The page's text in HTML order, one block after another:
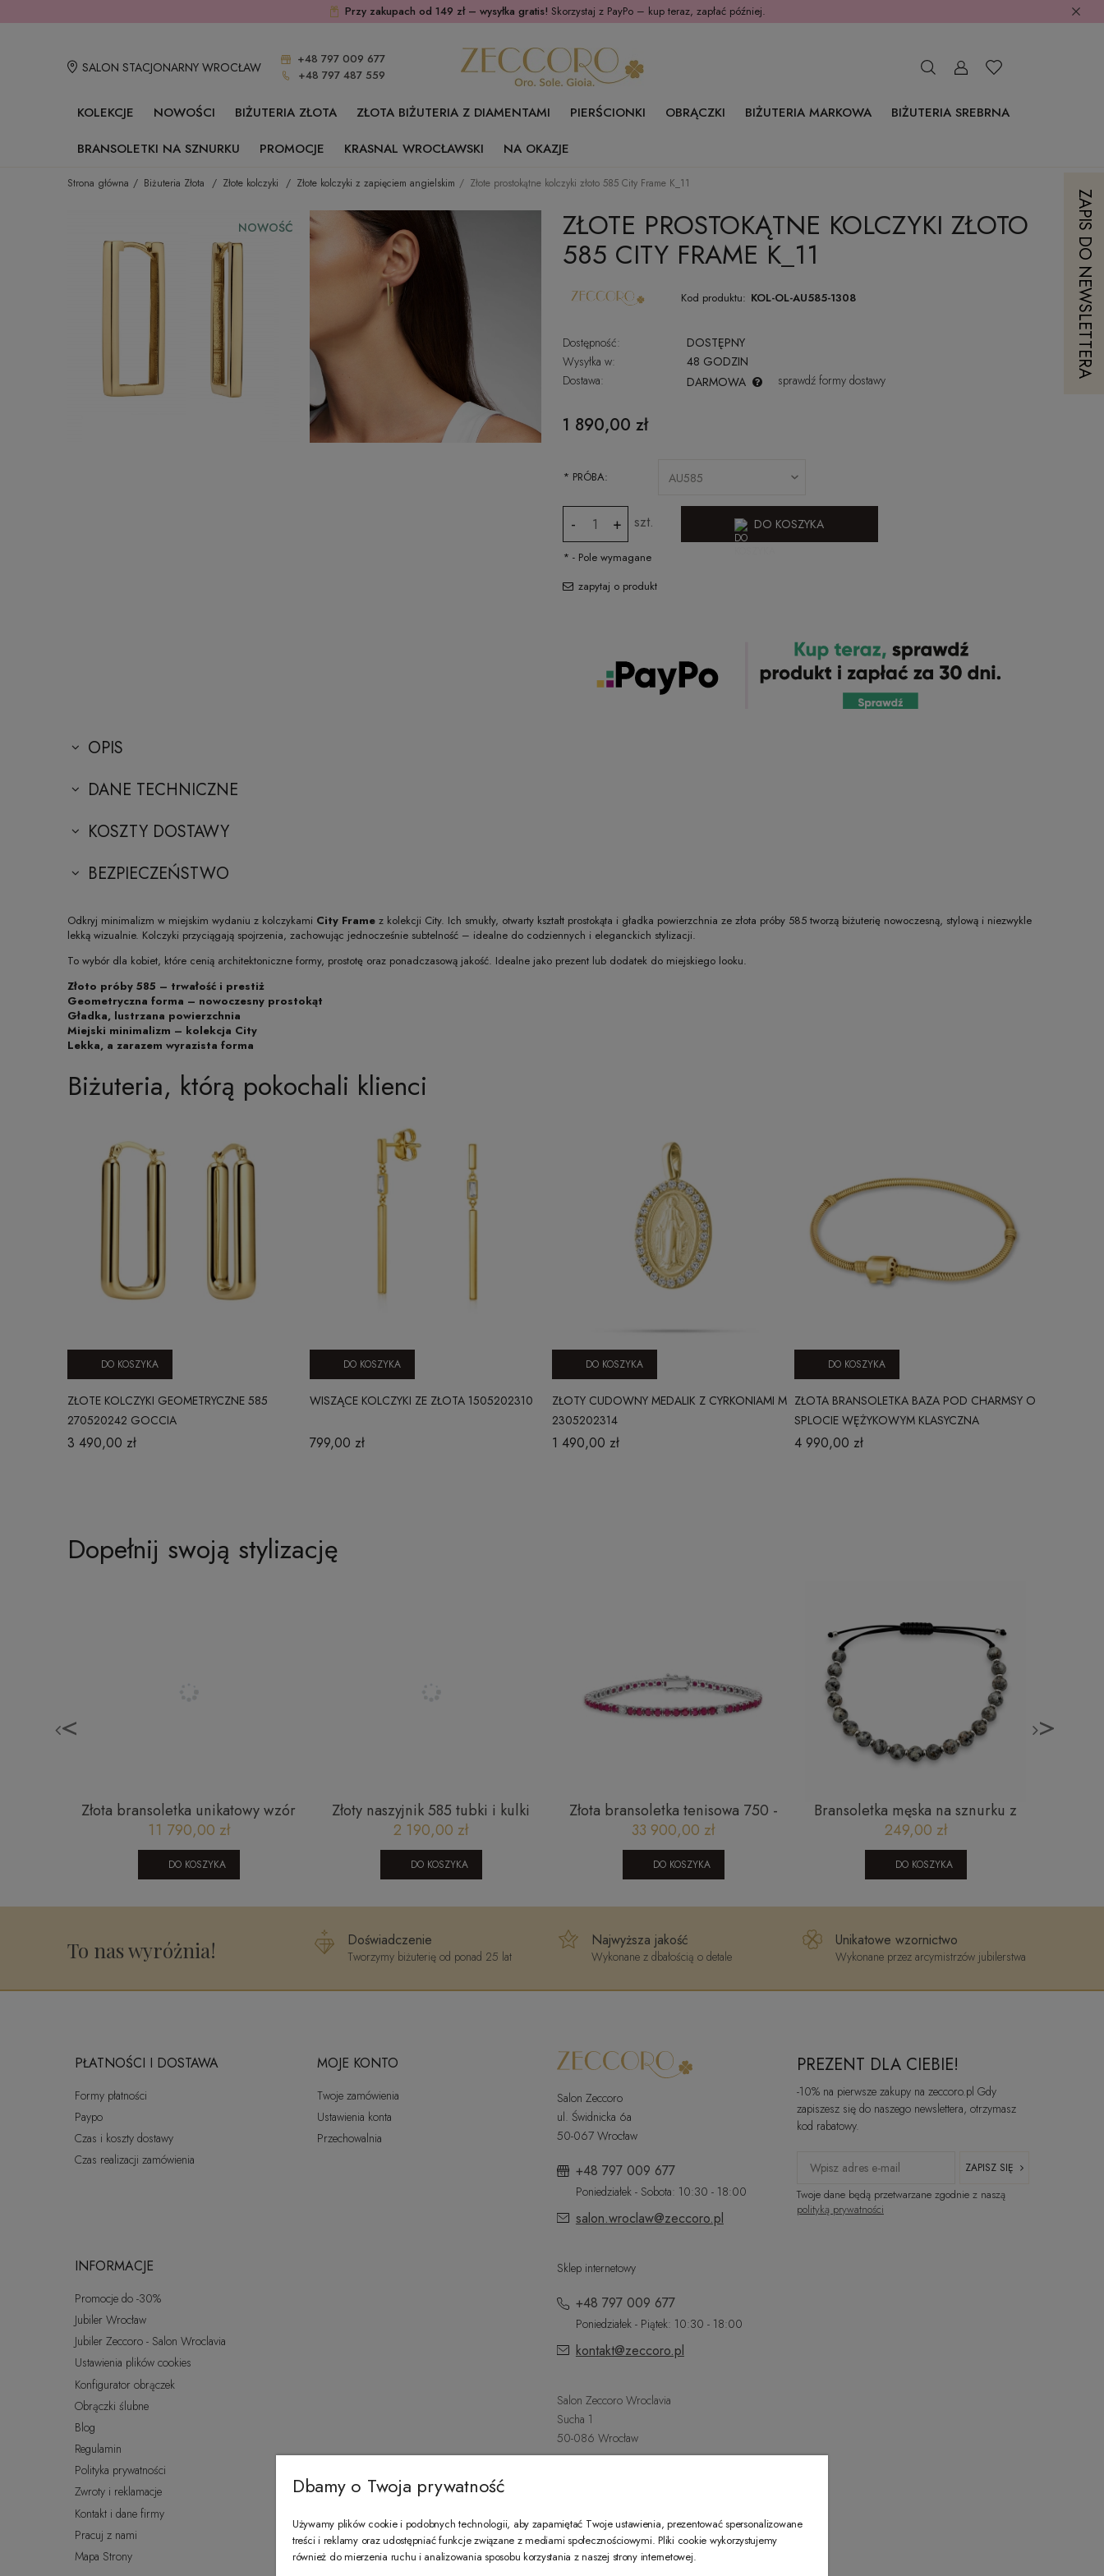
Przy zakupach od 149 zł – wysyłka gratis! Skorzystaj z PayPo – kup teraz, zapłać później.
SALON STACJONARNY WROCŁAW
+48 797 009 677
+48 797 487 559
KOLEKCJE NOWOŚCI BIŻUTERIA ZŁOTA ZŁOTA BIŻUTERIA Z DIAMENTAMI PIERŚCIONKI OBRĄCZKI BIŻUTERIA MARKOWA
BIŻUTERIA SREBRNA
BRANSOLETKI NA SZNURKU
PROMOCJE KRASNAL WROCŁAWSKI NA OKAZJE
Strona główna Biżuteria Złota Złote kolczyki Złote kolczyki z zapięciem angielskim Złote prostokątne kolczyki złoto 585 City Frame K_11
NOWOŚĆ ZŁOTE PROSTOKĄTNE KOLCZYKI ZŁOTO
585 CITY FRAME K_11
Kod produktu: KOL-OL-AU585-1308
Dostępność:
DOSTĘPNY
Wysyłka w:
48 GODZIN
Dostawa:
DARMOWA
CENA NIE ZAWIERA EWENTUALNYCH
KOSZTÓW PŁATNOŚCI
sprawdź formy dostawy
1 890,00 zł
* PRÓBA:
- + szt. DO KOSZYKA
* - Pole wymagane
zapytaj o produkt
OPIS
DANE TECHNICZNE
KOSZTY DOSTAWY
BEZPIECZEŃSTWO
Odkryj minimalizm w miejskim wydaniu z kolczykami City Frame z kolekcji City. Ich smukły, otwarty kształt prostokąta i gładka powierzchnia ze złota próby 585 tworzą biżuterię nowoczesną, stylową i niezwykle
lekką wizualnie. Kolczyki przyciągają spojrzenia, zachowując jednocześnie subtelność – idealne do codziennych i eleganckich stylizacji.
To wybór dla kobiet, które cenią architektoniczne formy, prostotę oraz ponadczasową jakość. Idealne jako prezent lub dodatek do miejskiego looku.
Złoto próby 585 – trwałość i prestiż
Geometryczna forma – nowoczesny prostokąt
Gładka, lustrzana powierzchnia
Miejski minimalizm – kolekcja City
Lekka, a zarazem wyrazista forma
Biżuteria, którą pokochali klienci
ZŁOTE KOLCZYKI GEOMETRYCZNE 585
270520242 GOCCIA
3 490,00 zł
DO KOSZYKA
WISZĄCE KOLCZYKI ZE ZŁOTA 1505202310
799,00 zł
DO KOSZYKA
ZŁOTY CUDOWNY MEDALIK Z CYRKONIAMI M
2305202314
1 490,00 zł
DO KOSZYKA
ZŁOTA BRANSOLETKA BAZA POD CHARMSY O
SPLOCIE WĘŻYKOWYM KLASYCZNA
4 990,00 zł
DO KOSZYKA
Dopełnij swoją stylizację
<
Złota bransoletka unikatowy wzór
171120237
11 790,00 zł
DO KOSZYKA
Złoty naszyjnik 585 tubki i kulki
diamentowane ankier City
030420252N
2 190,00 zł
DO KOSZYKA
Złota bransoletka tenisowa 750 -
diament 0,60CT rubin 7,27CT
33 900,00 zł
DO KOSZYKA
Bransoletka męska na sznurku z
kamieniami naturalnymi -
Yooperlite
249,00 zł
DO KOSZYKA
>
To nas wyróżnia! Doświadczenie
Tworzymy biżuterię od ponad 25 lat
Najwyższa jakość
Wykonane z dbałością o detale
Unikatowe wzornictwo
Wykonane przez arcymistrzów jubilerstwa
ZAPIS DO NEWSLETTERA
PŁATNOŚCI I DOSTAWA
Formy płatności
Paypo
Czas i koszty dostawy
Czas realizacji zamówienia
MOJE KONTO
Twoje zamówienia
Ustawienia konta
Przechowalnia
INFORMACJE
Promocje do -30%
Jubiler Wrocław
Jubiler Zeccoro - Salon Wroclavia
Ustawienia plików cookies
Konfigurator obrączek
Obrączki ślubne
Blog
Regulamin
Polityka prywatności
Zwroty i reklamacje
Kontakt i dane firmy
Pracuj z nami
Mapa Strony
Salon Zeccoro
ul. Świdnicka 6a
50-067 Wrocław
+48 797 009 677
Poniedziałek - Sobota: 10:30 - 18:00
salon.wroclaw@zeccoro.pl
Sklep internetowy
+48 797 009 677
Poniedziałek - Piątek: 10:30 - 18:00
kontakt@zeccoro.pl
Salon Zeccoro Wroclavia
Sucha 1
50-086 Wrocław
wroclavia@zeccoro.pl
PREZENT DLA CIEBIE!
-10% na pierwsze zakupy na zeccoro.pl Gdy
zapiszesz się do naszego newslettera, otrzymasz
kod rabatowy.
ZAPISZ SIĘ
Twoje dane będą przetwarzane zgodnie z naszą
polityką prywatności
Dbamy o Twoja prywatność
Używamy plików cookie i podobnych technologii, aby zapamiętać Twoje ustawienia, prezentować spersonalizowane
treści i reklamy oraz udostępniać funkcje związane z mediami społecznościowymi. Pliki cookie wykorzystujemy
również do mierzenia ruchu i analizowania sposobu korzystania z naszej strony internetowej.